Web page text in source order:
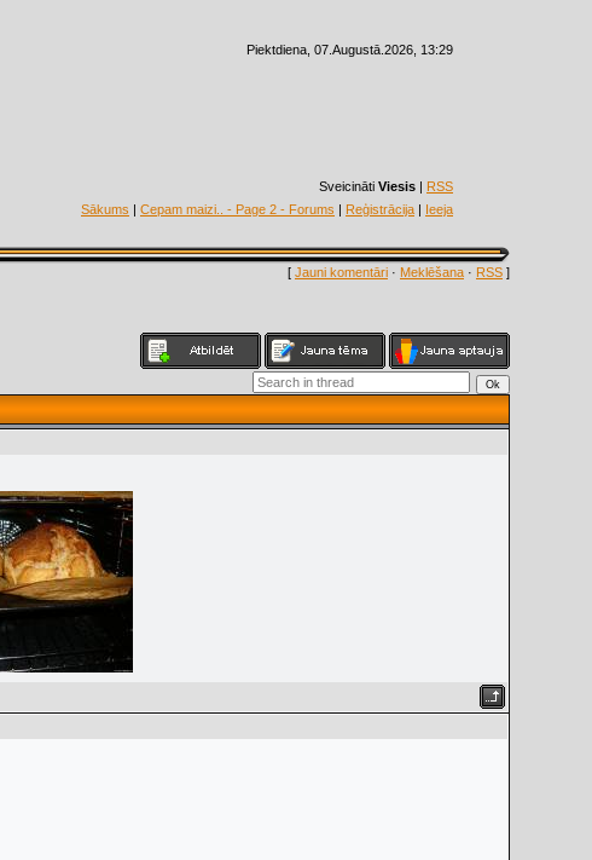
Piektdiena, 07.Augustā.2026, 13:29
Sveicināti Viesis | RSS
Sākums | Cepam maizi.. - Page 2 - Forums | Reģistrācija | Ieeja
[ Jauni komentāri · Meklēšana · RSS ]